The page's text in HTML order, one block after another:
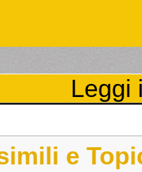
Leggi
e